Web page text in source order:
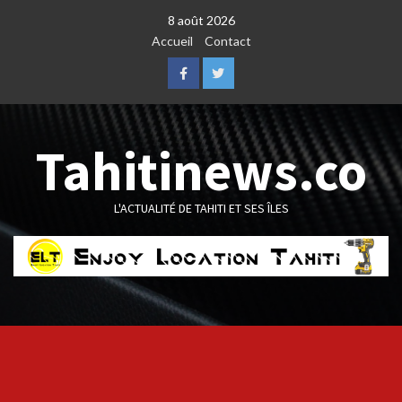
8 août 2026
Accueil
Contact
FacebookTwitter
Tahitinews.co
L'ACTUALITÉ DE TAHITI ET SES ÎLES